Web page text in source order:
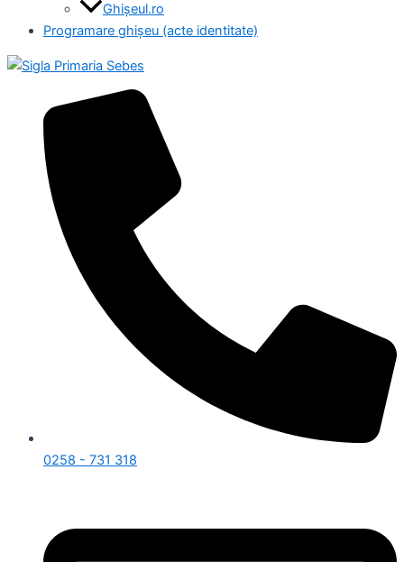
Ghișeul.ro
Programare ghișeu (acte identitate)
0258 - 731 318